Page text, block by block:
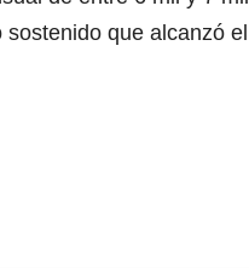
que alcanzó el